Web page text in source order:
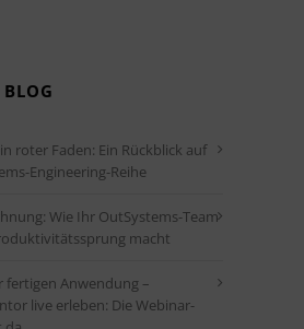
roter Faden: Ein Rückblick auf
Engineering-Reihe
Wie Ihr OutSystems-Team
macht
Anwendung –
live erleben: Die Webinar-